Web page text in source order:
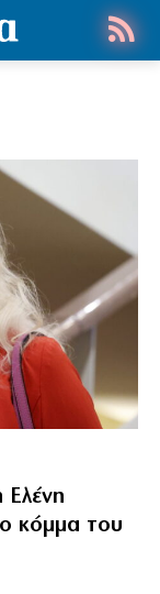
Ελένη
κόμμα του